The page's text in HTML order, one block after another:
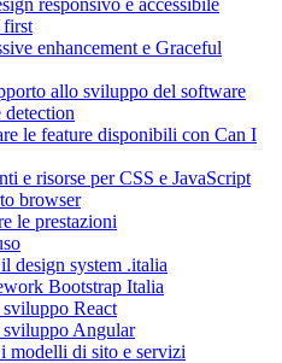
responsivo e accessibile
first
enhancement e Graceful
allo sviluppo del software
detection
le feature disponibili con Can I
e risorse per CSS e JavaScript
browser
le prestazioni
design system .italia
Bootstrap Italia
React
Angular
modelli di sito e servizi